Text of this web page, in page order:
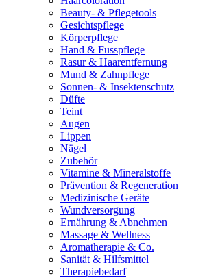
Beauty- & Pflegetools
Gesichtspflege
Körperpflege
Hand & Fusspflege
Rasur & Haarentfernung
Mund & Zahnpflege
Sonnen- & Insektenschutz
Düfte
Teint
Augen
Lippen
Nägel
Zubehör
Vitamine & Mineralstoffe
Prävention & Regeneration
Medizinische Geräte
Wundversorgung
Ernährung & Abnehmen
Massage & Wellness
Aromatherapie & Co.
Sanität & Hilfsmittel
Therapiebedarf